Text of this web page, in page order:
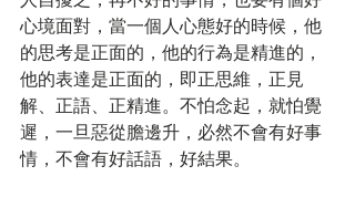
心境面對，當一個人心態好的時候，他
的思考是正面的，他的行為是精進的，
他的表達是正面的，即正思維，正見
解、正語、正精進。不怕念起，就怕覺
遲，一旦惡從膽邊升，必然不會有好事
情，不會有好話語，好結果。